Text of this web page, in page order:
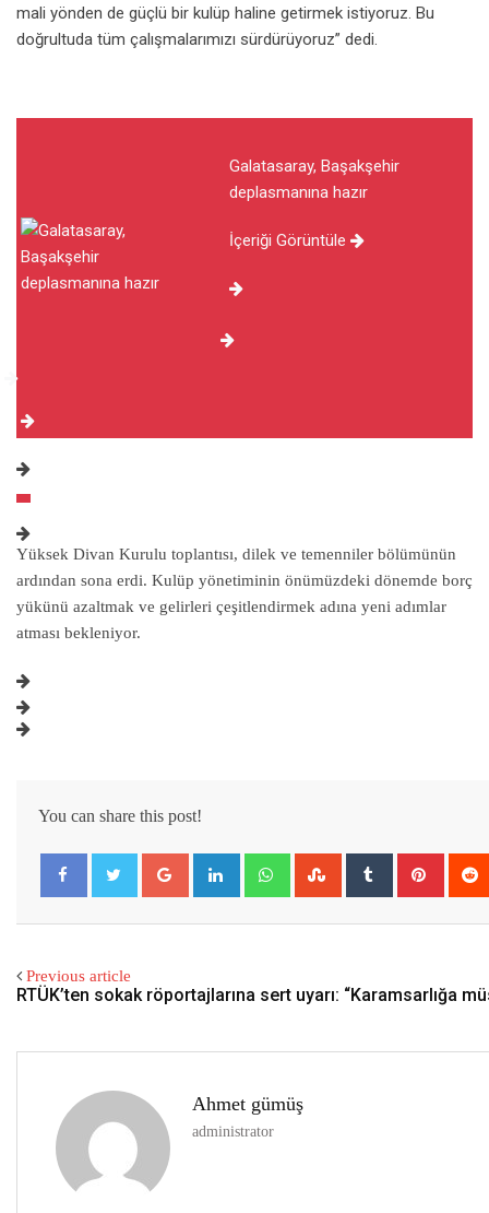
mali yönden de güçlü bir kulüp haline getirmek istiyoruz. Bu
doğrultuda tüm çalışmalarımızı sürdürüyoruz” dedi.
Galatasaray, Başakşehir
deplasmanına hazır
İçeriği Görüntüle
Yüksek Divan Kurulu toplantısı, dilek ve temenniler bölümünün
ardından sona erdi. Kulüp yönetiminin önümüzdeki dönemde borç
yükünü azaltmak ve gelirleri çeşitlendirmek adına yeni adımlar
atması bekleniyor.
You can share this post!
Previous article
RTÜK’ten sokak röportajlarına sert uyarı: “Karamsarlığa
Ahmet gümüş
administrator